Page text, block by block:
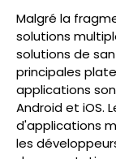
Malgré la
solutions
solutions de
principales
applications
Android et iOS.
d'applications
les